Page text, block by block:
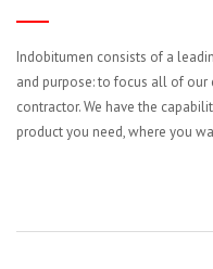
Indobitumen consists of a
and purpose: to focus all of
contractor. We have the
product you need, where you